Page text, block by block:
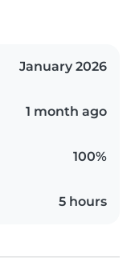
January 2026
1 month ago
100%
5 hours